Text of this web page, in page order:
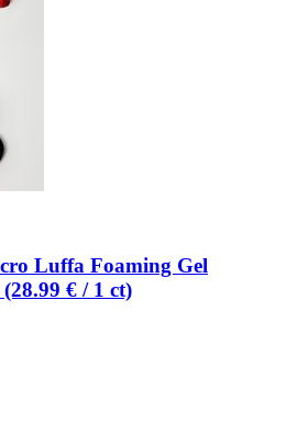
Luffa Foaming Gel
€ / 1 ct)